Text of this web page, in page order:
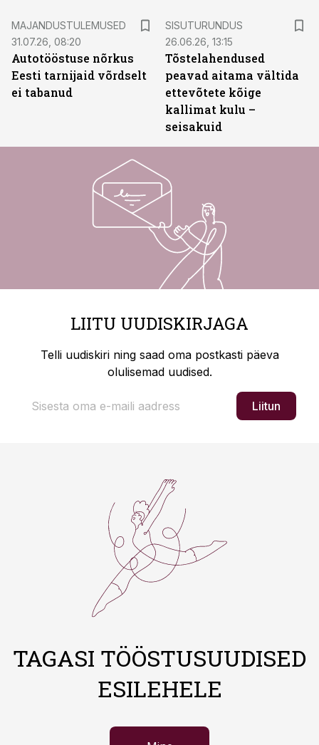
MAJANDUSTULEMUSED
31.07.26, 08:20
Autotööstuse nõrkus
Eesti tarnijaid võrdselt
ei tabanud
SISUTURUNDUS
26.06.26, 13:15
Tõstelahendused
peavad aitama vältida
ettevõtete kõige
kallimat kulu –
seisakuid
LIITU UUDISKIRJAGA
Telli uudiskiri ning saad oma postkasti päeva
olulisemad uudised.
Liitun
TAGASI TÖÖSTUSUUDISED
ESILEHELE